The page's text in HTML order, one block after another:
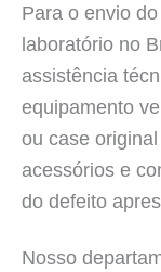
Para o envio
laboratório no
assistência
equipamento
ou case
acessórios e
do defeito
Nosso